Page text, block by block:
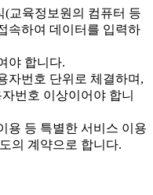
(교육정보원의 컴퓨터 등
속하여 데이터를 입력하
야 합니다.
자번호 단위로 체결하며,
번호 이상이어야 합니
용 등 특별한 서비스 이용
의 계약으로 합니다.